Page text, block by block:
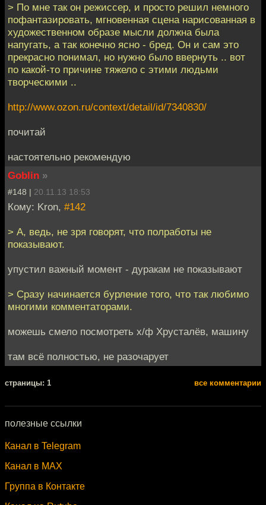
> По мне так он режиссер, и просто решил немного
пофантазировать, мгновенная сцена нарисованная в
художественном образе мысли должна была
напугать, а так конечно ясно - бред. Он и сам это
прекрасно понимал, но нужно было ввернуть .. вот
по какой-то причине тяжело с этими людьми
творческими ..
http://www.ozon.ru/context/detail/id/7340830/
почитай
настоятельно рекомендую
Goblin »
#148 | 20.11.13 18:53
Кому: Kron, #142
> А, ведь, не зря говорят, что полработы не
показывают.
упустил важный момент - дуракам не показывают
> Сразу начинается бурление того, что так любимо
многими комментаторами.
можешь смело посмотреть х/ф Хрусталёв, машину
там всё полностью, не разочарует
cтраницы: 1 все комментарии
полезные ссылки
Канал в Telegram
Канал в MAX
Группа в Контакте